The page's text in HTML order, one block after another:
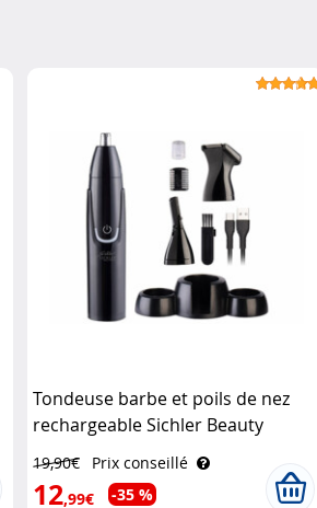
Tondeuse barbe et poils de nez
rechargeable Sichler Beauty
19,90€ Prix conseillé
12,99€ -35 %